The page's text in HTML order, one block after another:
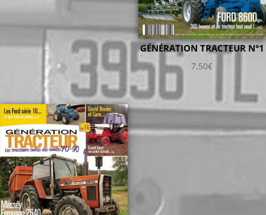
GÉNÉRATION TRACTEUR N°1
7,50€